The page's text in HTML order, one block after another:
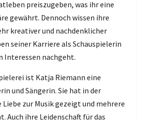
preiszugeben, was ihr eine
gewährt. Dennoch wissen ihre
kreativer und nachdenklicher
seiner Karriere als Schauspielerin
Interessen nachgeht.
ist Katja Riemann eine
und Sängerin. Sie hat in der
zur Musik gezeigt und mehrere
Auch ihre Leidenschaft für das